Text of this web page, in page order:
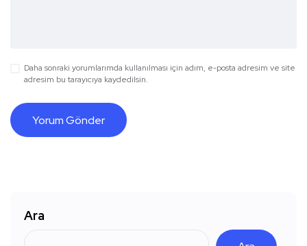
Daha sonraki yorumlarımda kullanılması için adım, e-posta adresim ve site
adresim bu tarayıcıya kaydedilsin.
Ara